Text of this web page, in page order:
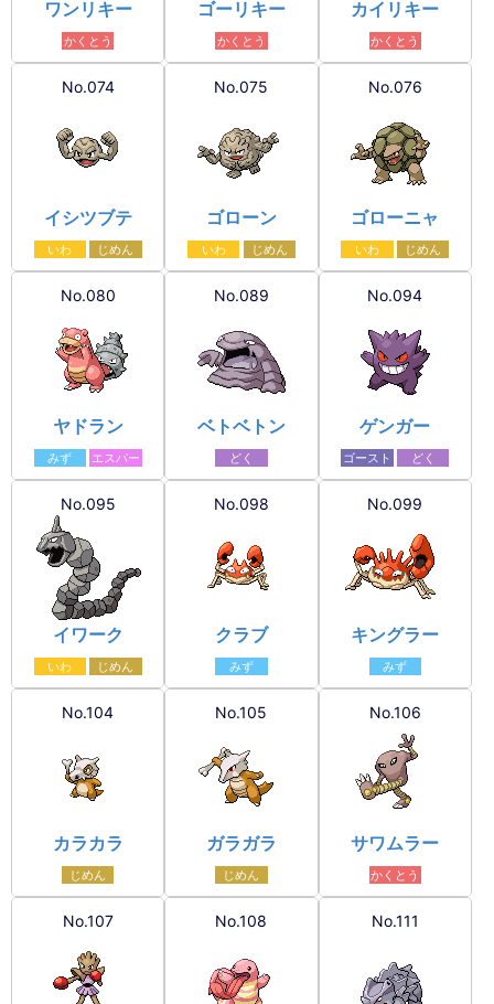
ワンリキー
かくとう
ゴーリキー
かくとう
カイリキー
かくとう
No.074
イシツブテ
いわ じめん
No.075
ゴローン
いわ じめん
No.076
ゴローニャ
いわ じめん
No.080
ヤドラン
みず エスパー
No.089
ベトベトン
どく
No.094
ゲンガー
ゴースト どく
No.095
イワーク
いわ じめん
No.098
クラブ
みず
No.099
キングラー
みず
No.104
カラカラ
じめん
No.105
ガラガラ
じめん
No.106
サワムラー
かくとう
No.107 No.108 No.111